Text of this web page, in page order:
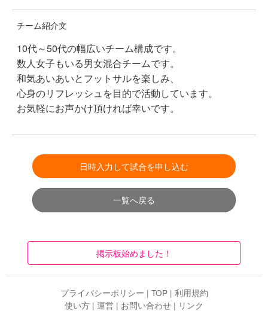
チーム紹介文
10代～50代の幅広いチーム構成です。
数人女子もいる男女混合チームです。
和気あいあいとフットサルを楽しみ、
心身のリフレッシュを目的で活動しています。
お気軽にお声かけ頂ければ幸いです。
日時入力して試合を申し込む
一覧へ戻る
掲示板始めました！
プライバシーポリシー | TOP| 利用規約
使い方 | 運営 | お問い合わせ | リンク